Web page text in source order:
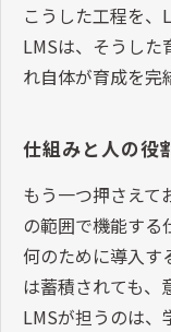
こうした工程を、
LMSは、そうした
れ自体が育成を完
仕組みと人の役
もう一つ押さえて
の範囲で機能する
何のために導入す
は蓄積されても、
LMSが担うのは、